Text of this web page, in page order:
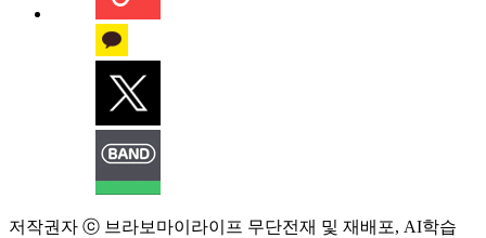
저작권자 ⓒ 브라보마이라이프 무단전재 및 재배포, AI학습